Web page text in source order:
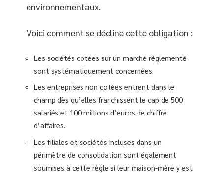
environnementaux.
Voici comment se décline cette obligation :
Les sociétés cotées sur un marché réglementé
sont systématiquement concernées.
Les entreprises non cotées entrent dans le
champ dès qu’elles franchissent le cap de 500
salariés et 100 millions d’euros de chiffre
d’affaires.
Les filiales et sociétés incluses dans un
périmètre de consolidation sont également
soumises à cette règle si leur maison-mère y est